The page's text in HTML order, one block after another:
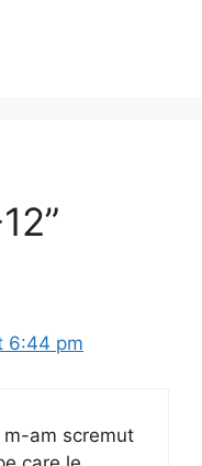
6:44 pm
m-am scremut